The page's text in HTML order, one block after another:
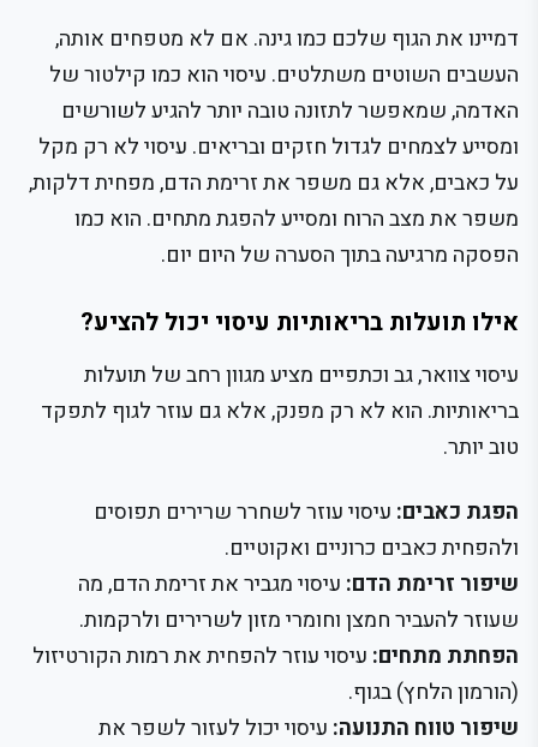
דמיינו את הגוף שלכם כמו גינה. אם לא מטפחים אותה,
העשבים השוטים משתלטים. עיסוי הוא כמו קילטור של
האדמה, שמאפשר לתזונה טובה יותר להגיע לשורשים
ומסייע לצמחים לגדול חזקים ובריאים. עיסוי לא רק מקל
על כאבים, אלא גם משפר את זרימת הדם, מפחית דלקות,
משפר את מצב הרוח ומסייע להפגת מתחים. הוא כמו
הפסקה מרגיעה בתוך הסערה של היום יום.
אילו תועלות בריאותיות עיסוי יכול להציע?
עיסוי צוואר, גב וכתפיים מציע מגוון רחב של תועלות
בריאותיות. הוא לא רק מפנק, אלא גם עוזר לגוף לתפקד
טוב יותר.
הפגת כאבים: עיסוי עוזר לשחרר שרירים תפוסים
ולהפחית כאבים כרוניים ואקוטיים.
שיפור זרימת הדם: עיסוי מגביר את זרימת הדם, מה
שעוזר להעביר חמצן וחומרי מזון לשרירים ולרקמות.
הפחתת מתחים: עיסוי עוזר להפחית את רמות הקורטיזול
(הורמון הלחץ) בגוף.
שיפור טווח התנועה: עיסוי יכול לעזור לשפר את